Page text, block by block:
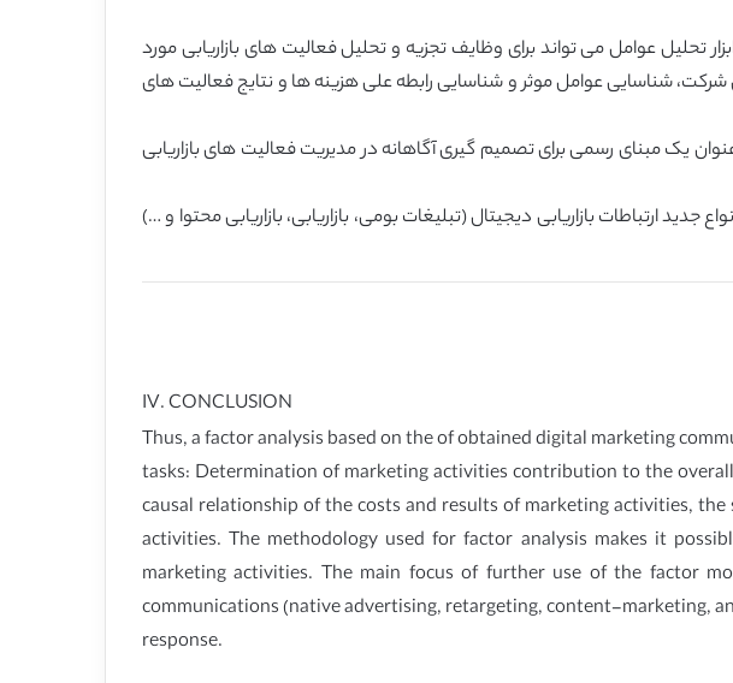
تحلیل عوامل می تواند برای وظایف تجزیه و تحلیل فعالیت های بازاریابی مورد
شناسایی عوامل موثر و شناسایی رابطه علی هزینه ها و نتایج فعالیت های
یک مبنای رسمی برای تصمیم گیری آگاهانه در مدیریت فعالیت های بازاریابی
ارتباطات بازاریابی دیجیتال (تبلیغات بومی، بازاریابی، بازاریابی محتوا و …)
IV. CONCLUSION
Thus, a factor analysis based on the of obtained digital marketing
tasks: Determination of marketing activities contribution to the
causal relationship of the costs and results of marketing activities,
activities. The methodology used for factor analysis makes it
marketing activities. The main focus of further use of the factor
communications (native advertising, retargeting, content-marketing,
response.